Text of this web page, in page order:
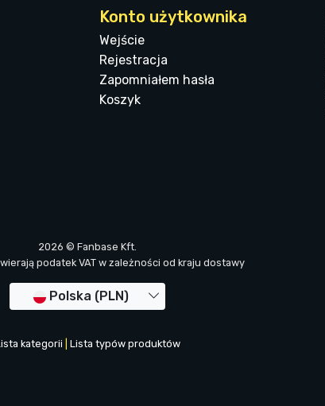
Konto użytkownika
Wejście
Rejestracja
Zapomniałem hasła
Koszyk
2026 © Fanbase Kft.
podatek VAT w zależności od kraju dostawy
Polska (PLN)
kategorii Lista typów produktów